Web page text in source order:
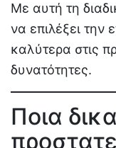
Με αυτή τη
να επιλέξει την
καλύτερα στις
δυνατότητες.
Ποια